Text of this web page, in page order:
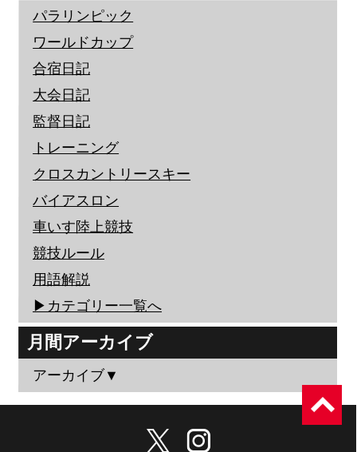
パラリンピック
ワールドカップ
合宿日記
大会日記
監督日記
トレーニング
クロスカントリースキー
バイアスロン
車いす陸上競技
競技ルール
用語解説
▶︎カテゴリー一覧へ
月間アーカイブ
アーカイブ▼